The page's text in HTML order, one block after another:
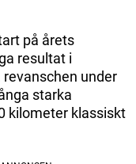
på årets
resultat i
under
starka
kilometer klassiskt